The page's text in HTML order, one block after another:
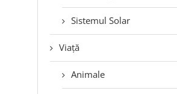
Sistemul Solar
Viață
Animale